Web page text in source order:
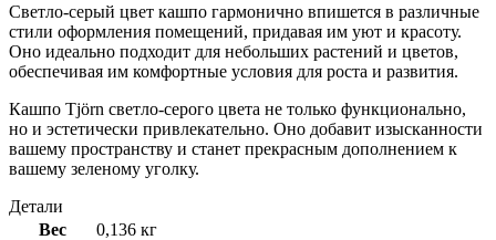
Светло-серый цвет кашпо гармонично впишется в различные
стили оформления помещений, придавая им уют и красоту.
Оно идеально подходит для небольших растений и цветов,
обеспечивая им комфортные условия для роста и развития.
Кашпо Tjörn светло-серого цвета не только функционально,
но и эстетически привлекательно. Оно добавит изысканности
вашему пространству и станет прекрасным дополнением к
вашему зеленому уголку.
Детали
Вес
0,136 кг